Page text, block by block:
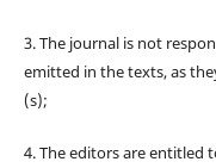
3. The journal is not
emitted in the texts, as
(s);
4. The editors are entitled